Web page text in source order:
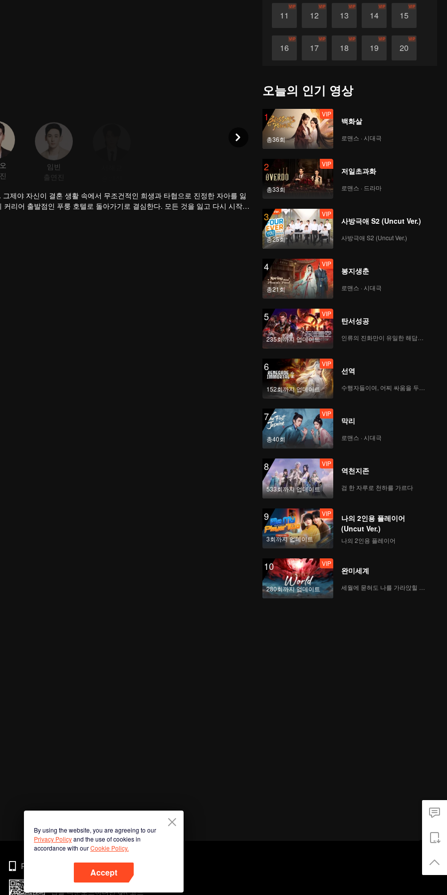
11
VIP
12
VIP
13
VIP
14
VIP
15
VIP
16
VIP
17
VIP
18
VIP
19
VIP
20
VIP
26 27
임빈
출연진
제야 자신이 결혼 생활 속에서 무조건적인 희생과 타협으로 진정한 자아를 잃
리어 출발점인 푸룽 호텔로 돌아가기로 결심한다. 모든 것을 잃고 다시 시작하
지배인으로 부임한다. 두 사람은 함께 직장 내 도전에 맞서고 동고동락하면서
시의 새로운 랜드마크로 만들어낸다.
오늘의 인기 영상
1
총36회
VIP
백화살
로맨스 · 시대극
2
총33회
VIP
저일초과화
로맨스 · 드라마
3
총25회
VIP
사방극애 S2 (Uncut Ver.)
사방극애 S2 (Uncut Ver.)
4
총21회
VIP
봉지생춘
로맨스 · 시대극
5
235회까지 업데이트
VIP
탄서성공
인류의 진화만이 유일한 해답이다
6
152회까지 업데이트
VIP
선역
7
총40회
VIP
막리
로맨스 · 시대극
8
533회까지 업데이트
VIP
역천지존
검 한 자루로 천하를 가르다
9
3회까지 업데이트
VIP
나의 2인용 플레이어
(Uncut Ver.)
나의 2인용 플레이어
10
280회까지 업데이트
VIP
완미세계
By using the website, you are agreeing to our
Privacy Policyand the use of cookies in
accordance with ourCookie Policy.
Accept
Phone
앱을 다운로드하려면 QR 코드